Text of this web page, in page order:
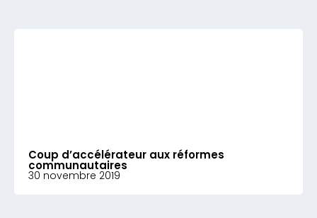
Coup d’accélérateur aux réformes
communautaires
30 novembre 2019